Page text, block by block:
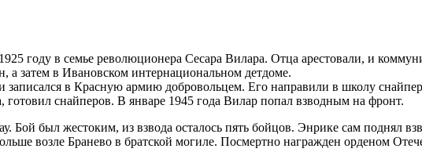
году в семье революционера Сесара Вилара. Отца арестовали, и
а затем в Ивановском интернациональном детдоме.
в Красную армию добровольцем. Его направили в школу
снайперов. В январе 1945 года Вилар попал взводным на фронт.
Бой был жестоким, из взвода осталось пять бойцов. Энрике сам поднял
возле Бранево в братской могиле. Посмертно награжден орденом